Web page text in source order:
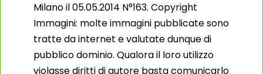
Milano il 05.05.2014 N°163. Copyright
Immagini: molte immagini pubblicate sono
tratte da internet e valutate dunque di
pubblico dominio. Qualora il loro utilizzo
violasse diritti di autore basta comunicarlo